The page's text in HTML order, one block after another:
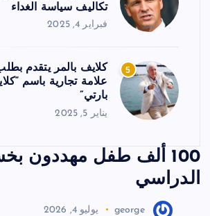
تكاليف سياسة الغداء
فبراير 4, 2025
5
كلايف بالمر يتقدم
علامة تجارية باسم
بارتي”
يناير 5, 2025
100 ألف طفل مهددون
الدراسي
george يوليو 4, 2026